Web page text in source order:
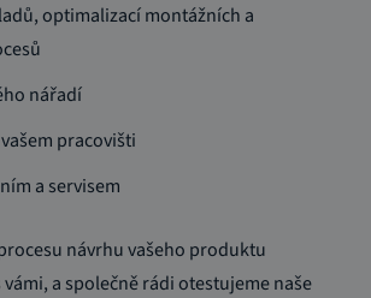
optimalizací montážních a
nářadí
pracovišti
a servisem
návrhu vašeho produktu
a společně rádi otestujeme naše